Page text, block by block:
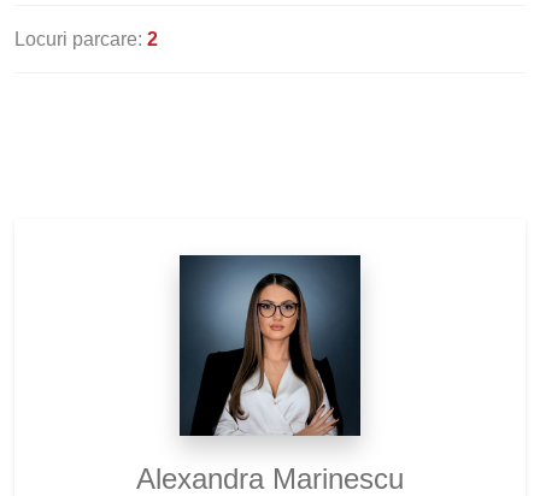
Locuri parcare: 2
Alexandra Marinescu